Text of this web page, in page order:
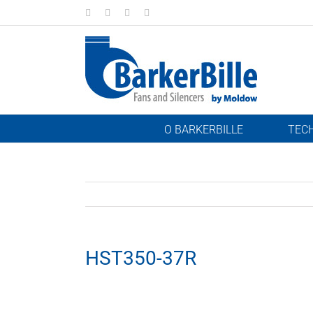
to
LinkedInFacebookInstagram
O BARKERBILLE
HST350-37R